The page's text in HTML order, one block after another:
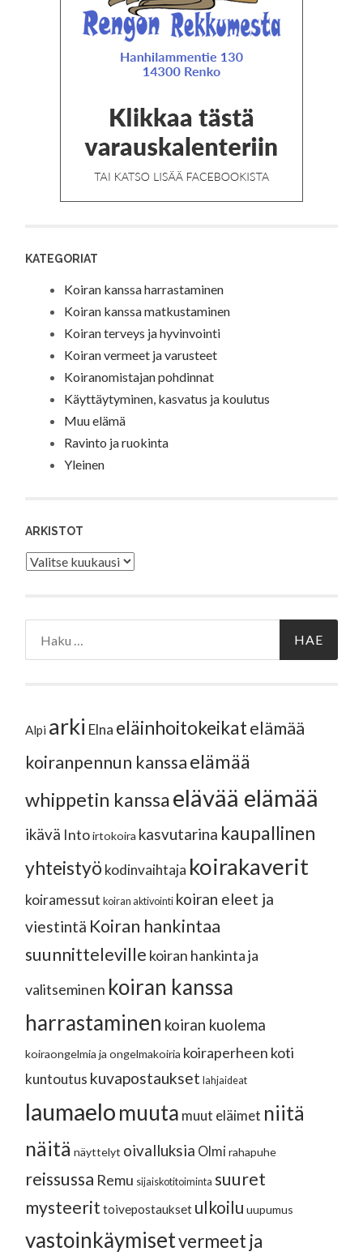
KATEGORIAT
Koiran kanssa harrastaminen
Koiran kanssa matkustaminen
Koiran terveys ja hyvinvointi
Koiran vermeet ja varusteet
Koiranomistajan pohdinnat
Käyttäytyminen, kasvatus ja koulutus
Muu elämä
Ravinto ja ruokinta
Yleinen
ARKISTOT
Arkistot
Alpi arki Elna eläinhoitokeikatelämää
koiranpennun kanssaelämää
whippetin kanssaelävää elämää
ikävä Intoirtokoira kasvutarina kaupallinen
yhteistyö kodinvaihtaja koirakaverit
koiramessut koiran aktivointi koiran eleet ja
viestintä Koiran hankintaa
suunnitteleville koiran hankinta ja
valitseminen koiran kanssa
harrastaminen koiran kuolema
koiraongelmia ja ongelmakoiria koiraperheen koti
kuntoutus kuvapostaukset lahjaideat
laumaelomuuta muut eläimet niitä
näitä näyttelyt oivalluksia Olmi rahapuhe
reissussa Remu sijaiskotitoiminta suuret
mysteerit toivepostaukset ulkoilu uupumus
vastoinkäymisetvermeet ja